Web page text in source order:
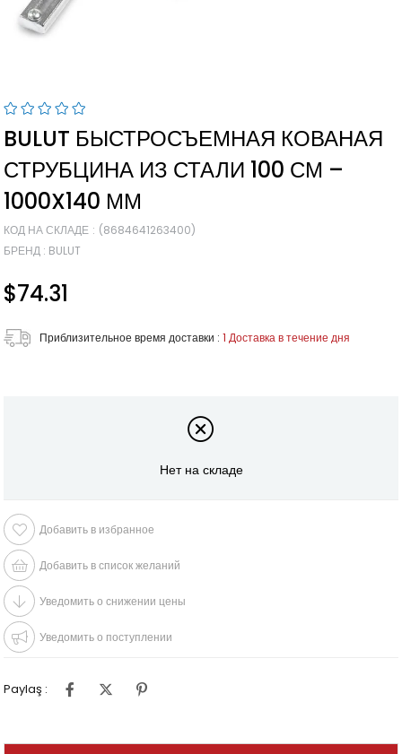
BULUT БЫСТРОСЪЕМНАЯ КОВАНАЯ
СТРУБЦИНА ИЗ СТАЛИ 100 СМ –
1000X140 ММ
КОД НА СКЛАДЕ
(8684641263400)
БРЕНД : BULUT
$74.31
Приблизительное время доставки : 1 Доставка в течение дня
Нет на складе
Добавить в избранное
Добавить в список желаний
Уведомить о снижении цены
Уведомить о поступлении
Paylaş :